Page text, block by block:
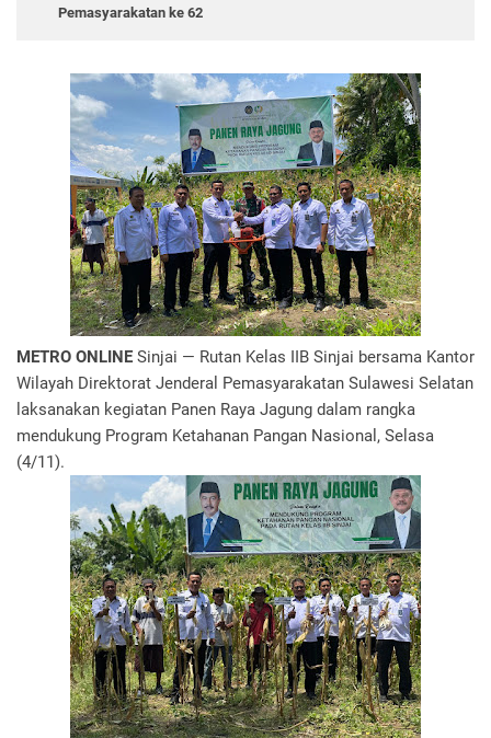
Pemasyarakatan ke 62
METRO ONLINE Sinjai — Rutan Kelas IIB Sinjai bersama Kantor
Wilayah Direktorat Jenderal Pemasyarakatan Sulawesi Selatan
laksanakan kegiatan Panen Raya Jagung dalam rangka
mendukung Program Ketahanan Pangan Nasional, Selasa
(4/11).